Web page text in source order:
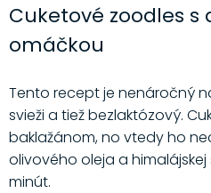
Cuketové zoodles s
omáčkou
Tento recept je nenáročný
svieži a tiež bezlaktózový.
baklažánom, no vtedy ho
olivového oleja a
minút.